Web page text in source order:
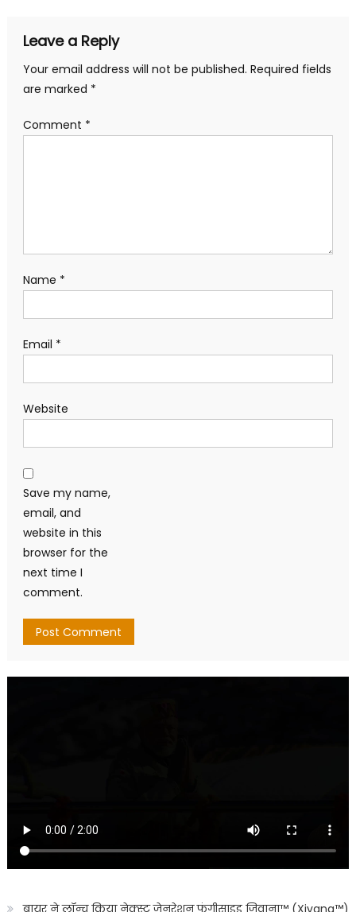
Leave a Reply
Your email address will not be published. Required fields
are marked *
Comment *
Name *
Email *
Website
Save my name,
email, and
website in this
browser for the
next time I
comment.